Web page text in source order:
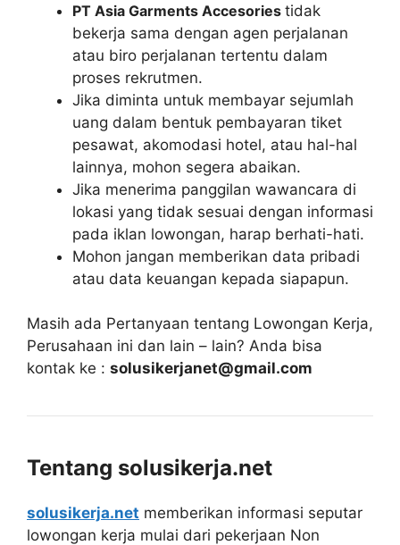
PT Asia Garments Accesories tidak
bekerja sama dengan agen perjalanan
atau biro perjalanan tertentu dalam
proses rekrutmen.
Jika diminta untuk membayar sejumlah
uang dalam bentuk pembayaran tiket
pesawat, akomodasi hotel, atau hal-hal
lainnya, mohon segera abaikan.
Jika menerima panggilan wawancara di
lokasi yang tidak sesuai dengan informasi
pada iklan lowongan, harap berhati-hati.
Mohon jangan memberikan data pribadi
atau data keuangan kepada siapapun.
Masih ada Pertanyaan tentang Lowongan Kerja,
Perusahaan ini dan lain – lain? Anda bisa
kontak ke : solusikerjanet@gmail.com
Tentang solusikerja.net
solusikerja.net memberikan informasi seputar
lowongan kerja mulai dari pekerjaan Non